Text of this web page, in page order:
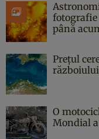
fotografie
până
Prețul
războiului
O
Mondial